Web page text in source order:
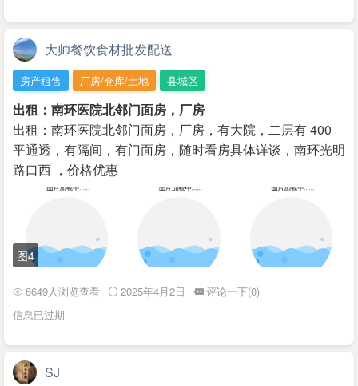
大帅餐饮食材批发配送
房产租售 厂房/仓库/土地 县城区
出租：南环医院北邻门面房，厂房
出租：南环医院北邻门面房，厂房，有大院，二层有 400
平通透，有隔间，有门面房，随时看房具体详谈，南环光明
路口西 ，价格优惠
图4
6649人浏览查看 2025年4月2日
评论一下(0)
信息已过期
SJ